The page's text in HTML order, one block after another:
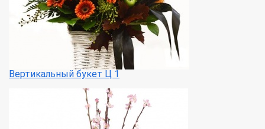
Вертикальный букет Ц 1